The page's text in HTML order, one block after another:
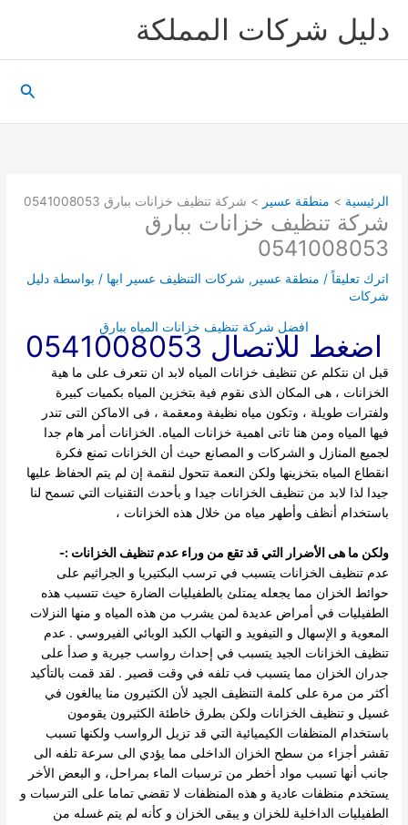
دليل شركات المملكة
الرئيسية منطقة عسير شركة تنظيف خزانات ببارق 0541008053
شركة تنظيف خزانات ببارق
0541008053
اترك تعليقاً / منطقة عسير , شركات التنظيف عسير ابها / بواسطة دليل
شركات
افضل شركة تنظيف خزانات المياه ببارق
اضغط للاتصال 0541008053
قبل ان نتكلم عن تنظيف خزانات المياه لابد ان نتعرف على ما هية
الخزانات ، هى المكان الذى نقوم فية بتخزين المياه بكميات كبيرة
ولفترات طويلة ، وتكون مياه نظيفة ومعقمة ، فى الاماكن التى تندر
فيها المياه ومن هنا تاتى اهمية خزانات المياه. الخزانات أمر هام جدا
لجميع المنازل و الشركات و المصانع حيث أن الخزانات تمنع فكرة
انقطاع المياه بتخزينها ولكن النعمة تتحول لنقمة إن لم يتم الحفاظ عليها
جيدا لذا لابد من تنظيف الخزانات جيدا و بأحدث التقنيات التي تسمح لنا
باستخدام أنظف وأطهر مياه من خلال هذه الخزانات ،
ولكن ما هى الأضرار التي قد تقع من وراء عدم تنظيف الخزانات :-
عدم تنظيف الخزانات يتسبب في ترسب البكتيريا و الجراثيم على
حوائط الخزان مما يجعله يمتلئ بالطفيليات الضارة حيثتتسبب هذه
الطفيليات في أمراض عديدة لمن يشرب من هذه المياه و منها النزلات
المعوية و الإسهال و التيفويد و التهاب الكبد الوبائي الفيروسي . عدم
تنظيف الخزانات الجيد يتسبب في إحداث رواسب جيرية و صدأ على
جدران الخزان مما يتسبب فب تلفه في وقت قصير . لقد قمت بالتأكيد
أكثر من مرة على كلمة التنظيف الجيد لأن الكثيرون منا يبالغون في
غسيل و تنظيف الخزانات ولكن بطرق خاطئة الكثيرون يقومون
باستخدام المنظفات الكيميائية التي قد تزيل الرواسب ولكنها تسبب
تقشر أجزاء من سطح الخزان الداخلى مما يؤدي الى سرعة تلفه الى
جانب أنها تسبب مواد أخطر من ترسبات الماء بمراحل، و البعض الأخر
يستخدم منظفات عادية و هذه المنظفات لا تقضي تماما على الترسبات و
الطفيليات الداخلية للخزان و يبقى الخزان و كأنه لم يتم غسله من